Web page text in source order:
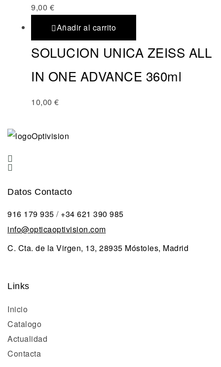
9,00 €
Añadir al carrito
SOLUCION UNICA ZEISS ALL
IN ONE ADVANCE 360ml
10,00 €
Datos Contacto
916 179 935 / +34 621 390 985
info@opticaoptivision.com
C. Cta. de la Virgen, 13, 28935 Móstoles, Madrid
Links
Inicio
Catalogo
Actualidad
Contacta